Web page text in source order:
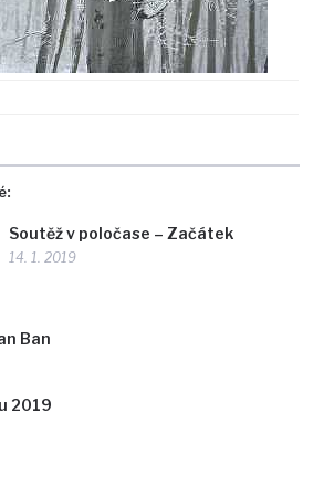
Soutěž v poločase – Začátek
14. 1. 2019
Ban
2019